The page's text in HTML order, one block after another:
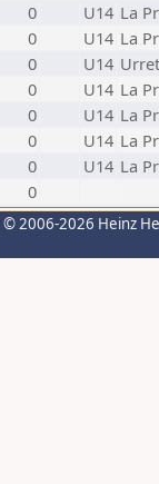
0 U14 La
0 U14 La
0 U14
0 U14 La
0 U14 La
0 U14 La
0 U14 La
0
© 2006-2026 Heinz